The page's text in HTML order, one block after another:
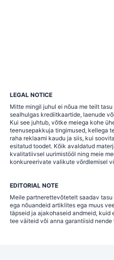
LEGAL NOTICE
Mitte mingil juhul ei nõua me teilt
sealhulgas krediitkaartide, laenude
Kui see juhtub, võtke meiega kohe
teenusepakkuja tingimused, kellega
raha reklaami kaudu ja siis, kui
esitatud toodet. Kõik avaldatud
kvalitatiivsel uurimistööl ning meie
konkureerivate valikute võrdlemisel
EDITORIAL NOTE
Meile partnerettevõtetelt saadav
ega nõuandeid artiklites ega muus
täpseid ja ajakohaseid andmeid, kuid
tee väiteid või anna garantiisid